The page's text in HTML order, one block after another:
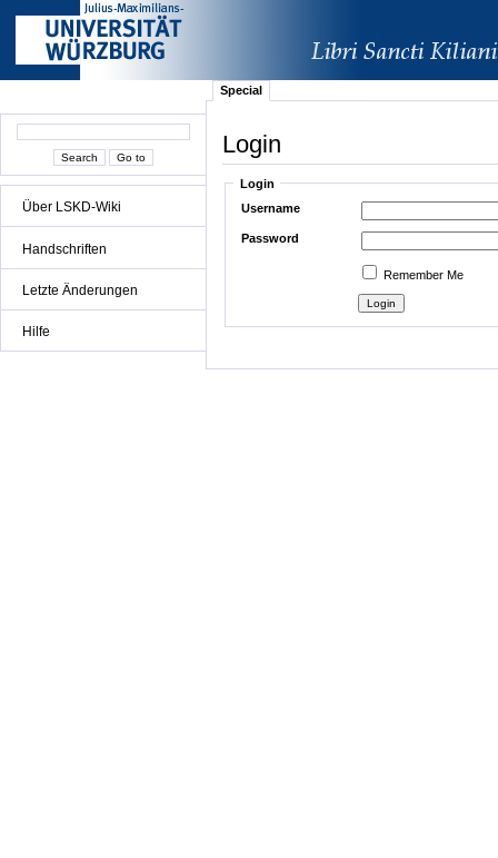
Über LSKD-Wiki
Handschriften
Letzte Änderungen
Hilfe
Special
Login
Login
Username
Password
Remember Me